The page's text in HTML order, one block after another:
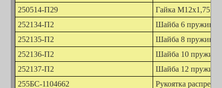
250514-П29
Гайка М12х1,75
252134-П2
Шайба 6
252135-П2
Шайба 8
252136-П2
Шайба 10
252137-П2
Шайба 12
255БС-1104662
Рукоятка